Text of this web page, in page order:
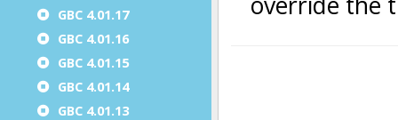
GBC 4.01.17
GBC 4.01.16
GBC 4.01.15
GBC 4.01.14
GBC 4.01.13